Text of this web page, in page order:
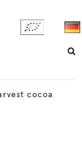
cocoa